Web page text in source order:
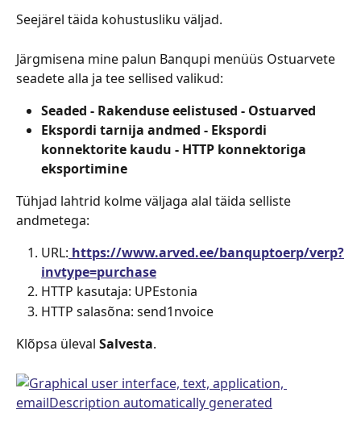
Seejärel täida kohustusliku väljad.
Järgmisena mine palun Banqupi menüüs Ostuarvete
seadete alla ja tee sellised valikud:
Seaded - Rakenduse eelistused - Ostuarved
Ekspordi tarnija andmed - Ekspordi
konnektorite kaudu - HTTP konnektoriga
eksportimine
Tühjad lahtrid kolme väljaga alal täida selliste
andmetega:
URL: https://www.arved.ee/banquptoerp/verp?
invtype=purchase
HTTP kasutaja: UPEstonia
HTTP salasõna: send1nvoice
Klõpsa üleval Salvesta.